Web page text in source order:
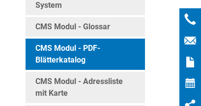
System
CMS Modul - Glossar
CMS Modul - PDF-
Blätterkatalog
CMS Modul - Adressliste
mit Karte